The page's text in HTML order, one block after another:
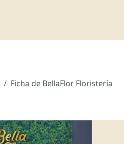
Ficha de BellaFlor Floristería